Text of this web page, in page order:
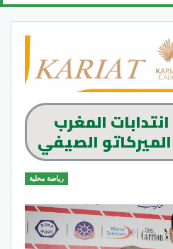
المغرب
الصيفي
رياضة محلية